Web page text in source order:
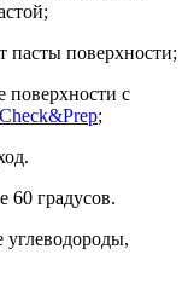
пасты поверхности;
поверхности с
Check&Prep;
60 градусов.